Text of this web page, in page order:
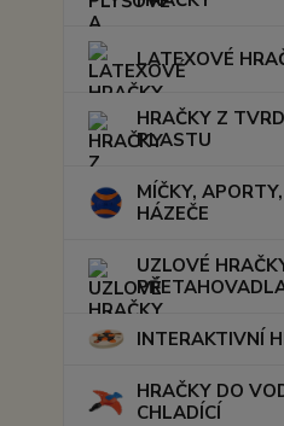
LATEXOVÉ
HRAČKY Z
PLASTU
MÍČKY,
HÁZEČE
UZLOVÉ
INTERAKTIVNÍ
HRAČKY DO
CHLADÍCÍ